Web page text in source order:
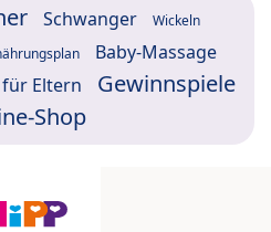
Schwanger Wickeln
Baby-Massage
Eltern
Gewinnspiele
Shop